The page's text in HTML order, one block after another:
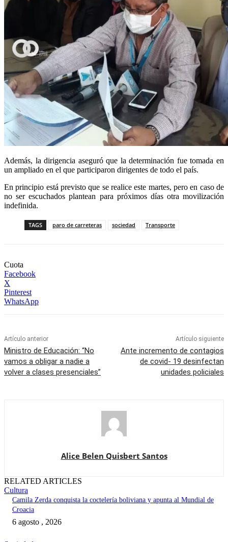
Además, la dirigencia aseguró que la determinación fue tomada en
un ampliado en el que participaron dirigentes de todo el país.
En principio está previsto que se realice este martes, pero en caso de
no ser escuchados plantean para próximos días otra movilización
indefinida.
TAGS paro de carreteras sociedad Transporte
Cuota
Facebook
X
Pinterest
WhatsApp
Artículo anterior
Ministro de Educación: “No
vamos a obligar a nadie a
volver a clases presenciales”
Artículo siguiente
Ante incremento de contagios
de covid- 19 desinfectan
unidades policiales
Alice Belen Quisbert Santos
RELATED ARTICLES
Cultura
Camila Zerda conquista la coctelería boliviana y apunta al Mundial de
Croacia
6 agosto , 2026